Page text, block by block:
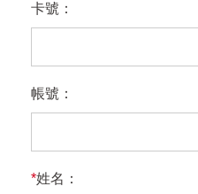
卡號：
帳號：
*姓名：